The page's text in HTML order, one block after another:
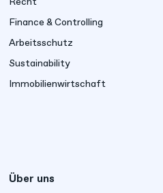
Finance & Controlling
Arbeitsschutz
Sustainability
Immobilienwirtschaft
Über uns